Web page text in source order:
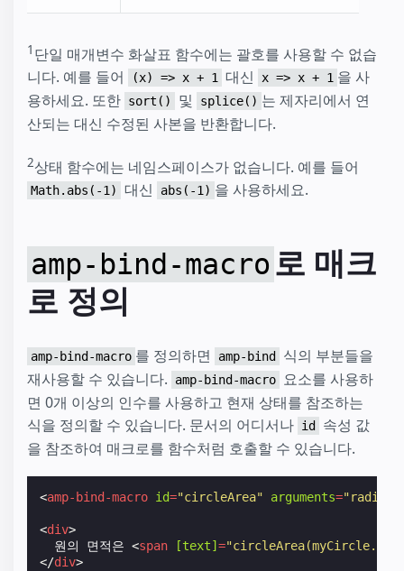
1 단일 매개변수 화살표 함수에는 괄호를 사용할 수 없습
니다. 예를 들어
(x) => x + 1 대신 x => x + 1 을 사
용하세요. 또한 sort() 및 splice() 는 제자리에서 연
산되는 대신 수정된 사본을 반환합니다.
2상태 함수에는 네임스페이스가 없습니다. 예를 들어
Math.abs(-1) 대신 abs(-1) 을 사용하세요.
amp-bind-macro 로 매크
로 정의
amp-bind-macro 를 정의하면 amp-bind
식의 부분들을
재사용할 수 있습니다.
amp-bind-macro 요소를 사용하
면 0개 이상의 인수를 사용하고 현재 상태를 참조하는
식을 정의할 수 있습니다. 문서의 어디서나 id
속성 값
을 참조하여 매크로를 함수처럼 호출할 수 있습니다.
<amp-bind-macro id="circleArea" arguments="radius"
<div>
  원의 면적은
<span [text]=
</div>